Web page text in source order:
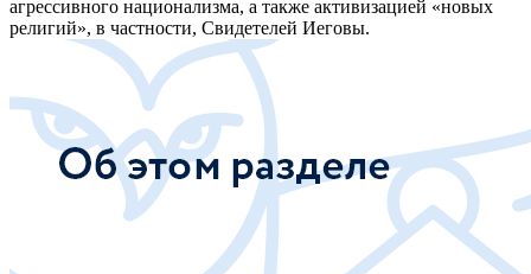
агрессивного национализма, а также активизацией «новых
религий», в частности, Свидетелей Иеговы.